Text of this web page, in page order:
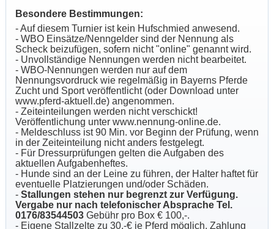
Besondere Bestimmungen:
- Auf diesem Turnier ist kein Hufschmied anwesend.
- WBO Einsätze/Nenngelder sind der Nennung als
Scheck beizufügen, sofern nicht "online" genannt wird.
- Unvollständige Nennungen werden nicht bearbeitet.
- WBO-Nennungen werden nur auf dem
Nennungsvordruck wie regelmäßig in Bayerns Pferde
Zucht und Sport veröffentlicht (oder Download unter
www.pferd-aktuell.de) angenommen.
- Zeiteinteilungen werden nicht verschickt!
Veröffentlichung unter www.nennung-online.de.
- Meldeschluss ist 90 Min. vor Beginn der Prüfung, wenn
in der Zeiteinteilung nicht anders festgelegt.
- Für Dressurprüfungen gelten die Aufgaben des
aktuellen Aufgabenheftes.
- Hunde sind an der Leine zu führen, der Halter haftet für
eventuelle Platzierungen und/oder Schäden.
- Stallungen stehen nur begrenzt zur Verfügung.
Vergabe nur nach telefonischer Absprache Tel.
0176/83544503 Gebühr pro Box € 100,-.
- Eigene Stallzelte zu 30,-€ je Pferd möglich, Zahlung